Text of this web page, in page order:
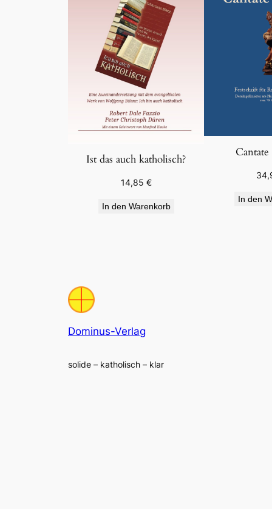
Ist das auch katholisch?
14,85 €
In den Warenkorb
In den
Dominus-Verlag
solide – katholisch – klar